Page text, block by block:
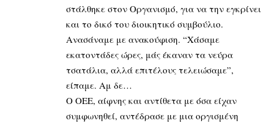
στάλθηκε στον Οργανισμό, για να την εγκρίνει
και το δικό του διοικητικό συμβούλιο.
Ανασάναμε με ανακούφιση. “Χάσαμε
εκατοντάδες ώρες, μάς έκαναν τα νεύρα
τσατάλια, αλλά επιτέλους τελειώσαμε”,
είπαμε. Αμ δε…
Ο ΟΕΕ, αίφνης και αντίθετα με όσα είχαν
συμφωνηθεί, αντέδρασε με μια οργισμένη